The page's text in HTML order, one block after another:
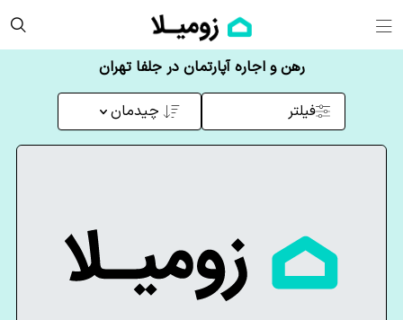
رهن و اجاره آپارتمان در جلفا تهران
فیلتر چیدمان